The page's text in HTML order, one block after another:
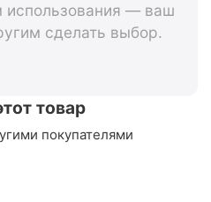
использования — ваш
сделать выбор.
товар
покупателями